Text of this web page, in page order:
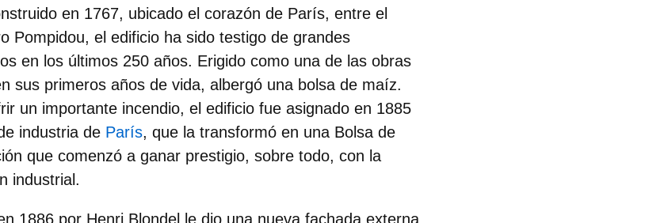
en 1767, ubicado el corazón de París, entre el
Pompidou, el edificio ha sido testigo de grandes
en los últimos 250 años. Erigido como una de las obras
sus primeros años de vida, albergó una bolsa de maíz.
un importante incendio, el edificio fue asignado en 1885
industria de París, que la transformó en una Bolsa de
que comenzó a ganar prestigio, sobre todo, con la
industrial.
1886 por Henri Blondel le dio una nueva fachada externa